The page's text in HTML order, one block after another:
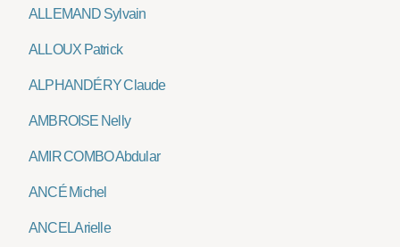
ALLEMAND Sylvain
ALLOUX Patrick
ALPHANDÉRY Claude
AMBROISE Nelly
AMIR COMBO Abdular
ANCÉ Michel
ANCEL Arielle